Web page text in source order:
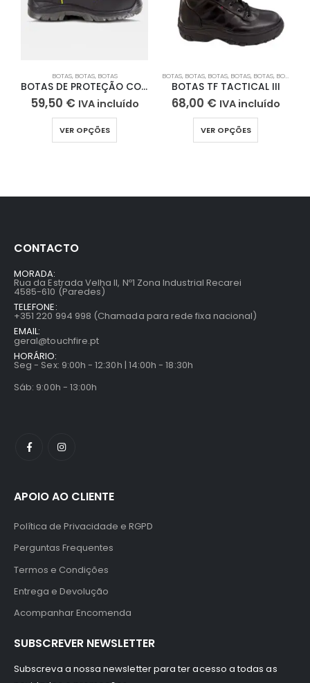
BOTAS, BOTAS, BOTAS
BOTAS DE PROTEÇÃO COM ALTA VISIBILIDADE
59,50 € IVA incluído
VER OPÇÕES
BOTAS, BOTAS, BOTAS, BOTAS, BOTAS, BOTAS
BOTAS TF TACTICAL III
68,00 € IVA incluído
VER OPÇÕES
CONTACTO
MORADA:
Rua da Estrada Velha II, Nº1 Zona Industrial Recarei
4585-610 (Paredes)
TELEFONE:
+351 220 994 998 (Chamada para rede fixa nacional)
EMAIL:
geral@touchfire.pt
HORÁRIO:
Seg - Sex: 9:00h - 12:30h | 14:00h - 18:30h
Sáb: 9:00h - 13:00h
APOIO AO CLIENTE
Política de Privacidade e RGPD
Perguntas Frequentes
Termos e Condições
Entrega e Devolução
Acompanhar Encomenda
SUBSCREVER NEWSLETTER
Subscreva a nossa newsletter para ter acesso a todas as